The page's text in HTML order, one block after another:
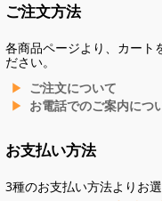
ご注文方法
各商品ページより、カート
ださい。
ご注文について
お電話でのご案内につ
お支払い方法
3種のお支払い方法よりお選